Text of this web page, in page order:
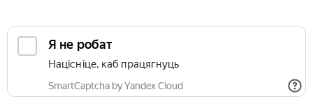
Я не робат
Націсніце, каб працягнуць
SmartCaptcha by Yandex Cloud